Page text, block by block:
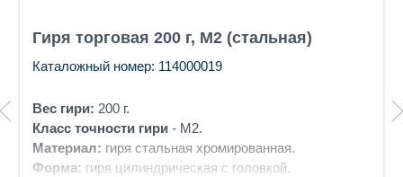
Гиря торговая 200 г, М2 (стальная)
Каталожный номер: 114000019
Вес гири: 200 г.
Класс точности гири - М2.
Материал: гиря стальная хромированная.
Форма: гиря цилиндрическая с головкой.